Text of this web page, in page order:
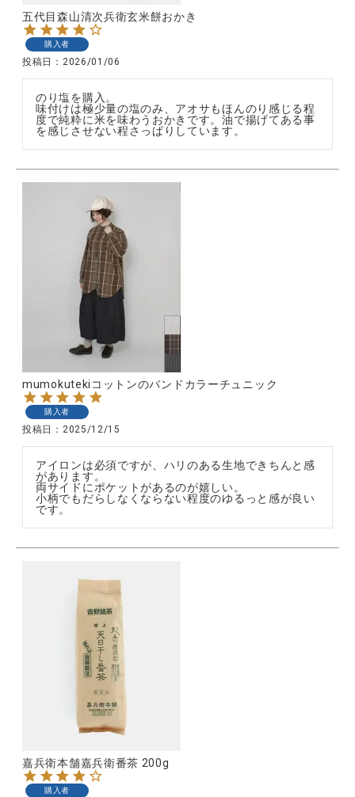
ショップリスト
五代目森山清次兵衛玄米餅おかき
購入者
投稿日 2026/01/06
のり塩を購入。
味付けは極少量の塩のみ、アオサもほんのり感じる程
度で純粋に米を味わうおかきです。油で揚げてある事
を感じさせない程さっぱりしています。
mumokutekiコットンのバンドカラーチュニック
購入者
投稿日 2025/12/15
アイロンは必須ですが、ハリのある生地できちんと感
があります。
両サイドにポケットがあるのが嬉しい。
小柄でもだらしなくならない程度のゆるっと感が良い
です。
嘉兵衛本舗嘉兵衛番茶 200g
購入者